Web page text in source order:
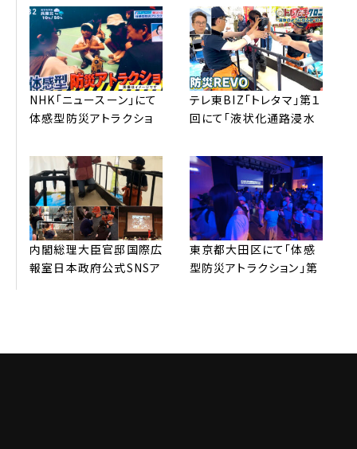
NHK「ニュースーン」にて
体感型防災アトラクショ
テレ東BIZ「トレタマ」第１
回にて「液状化通路浸⽔
た。
内閣総理⼤⾂官邸国際広
報室⽇本政府公式SNSア
東京都⼤⽥区にて「体感
型防災アトラクション」第